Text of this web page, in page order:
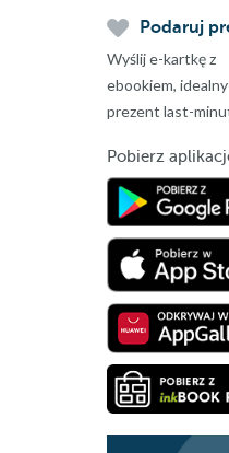
Podaruj
Wyślij e-kartkę z
ebookiem, idealny
prezent last-
Pobierz